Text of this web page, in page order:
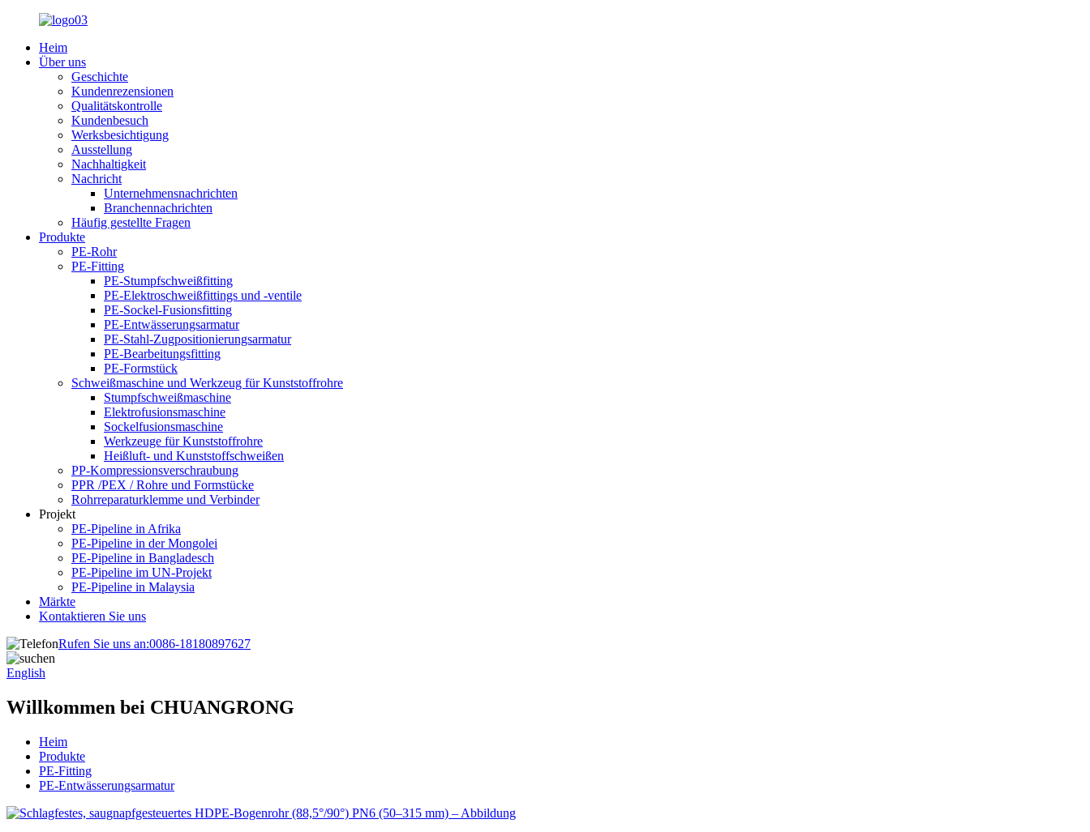
Heim
Über uns
Geschichte
Kundenrezensionen
Qualitätskontrolle
Kundenbesuch
Werksbesichtigung
Ausstellung
Nachhaltigkeit
Nachricht
Unternehmensnachrichten
Branchennachrichten
Häufig gestellte Fragen
Produkte
PE-Rohr
PE-Fitting
PE-Stumpfschweißfitting
PE-Elektroschweißfittings und -ventile
PE-Sockel-Fusionsfitting
PE-Entwässerungsarmatur
PE-Stahl-Zugpositionierungsarmatur
PE-Bearbeitungsfitting
PE-Formstück
Schweißmaschine und Werkzeug für Kunststoffrohre
Stumpfschweißmaschine
Elektrofusionsmaschine
Sockelfusionsmaschine
Werkzeuge für Kunststoffrohre
Heißluft- und Kunststoffschweißen
PP-Kompressionsverschraubung
PPR /PEX / Rohre und Formstücke
Rohrreparaturklemme und Verbinder
Projekt
PE-Pipeline in Afrika
PE-Pipeline in der Mongolei
PE-Pipeline in Bangladesch
PE-Pipeline im UN-Projekt
PE-Pipeline in Malaysia
Märkte
Kontaktieren Sie uns
Rufen Sie uns an:0086-18180897627
English
Willkommen bei CHUANGRONG
Heim
Produkte
PE-Fitting
PE-Entwässerungsarmatur